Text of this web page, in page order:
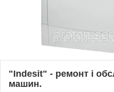
"Indesit" - ремонт і
машин.